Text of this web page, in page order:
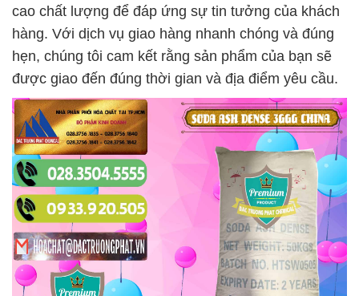
cao chất lượng để đáp ứng sự tin tưởng của khách
hàng. Với dịch vụ giao hàng nhanh chóng và đúng
hẹn, chúng tôi cam kết rằng sản phẩm của bạn sẽ
được giao đến đúng thời gian và địa điểm yêu cầu.